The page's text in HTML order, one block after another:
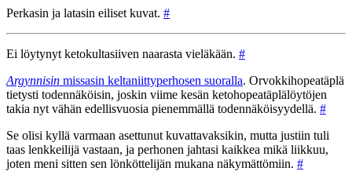
Perkasin ja latasin eiliset kuvat. #
Ei löytynyt ketokultasiiven naarasta vieläkään. #
Argynnisin missasin keltaniittyperhosen suoralla. Orvokkihopeatäplä
tietysti todennäköisin, joskin viime kesän ketohopeatäplälöytöjen
takia nyt vähän edellisvuosia pienemmällä todennäköisyydellä. #
Se olisi kyllä varmaan asettunut kuvattavaksikin, mutta justiin tuli
taas lenkkeilijä vastaan, ja perhonen jahtasi kaikkea mikä liikkuu,
joten meni sitten sen lönköttelijän mukana näkymättömiin. #